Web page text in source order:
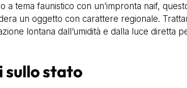
a tema faunistico con un’impronta naif,
un oggetto con carattere regionale.
lontana dall’umidità e dalla luce diretta
sullo stato